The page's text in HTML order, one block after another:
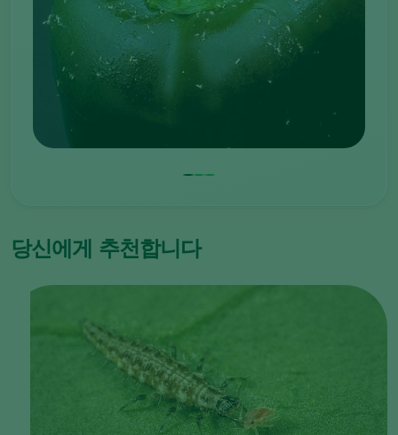
당신에게 추천합니다